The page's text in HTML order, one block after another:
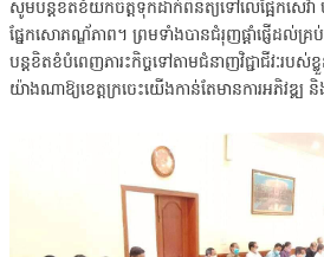
សូមបន្តខិតខំយកចិត្តទុកដាក់ពិនិត្យទៅលើផ្អែកសេវ៉
ផ្នែកសោភណ្ឌ័ភាព។ ព្រមទាំងបានជំរុញផ្ដាំផ្ញើដល់គ្រ
បន្តខិតខំបំពេញភារះកិច្ចទៅតាមជំនាញវិជ្ជាជីវៈរបស់ខ្
យ៉ាងណាឱ្យខេត្តក្រចេះយើងកាន់តែមានការអភិវឌ្ឍ និ